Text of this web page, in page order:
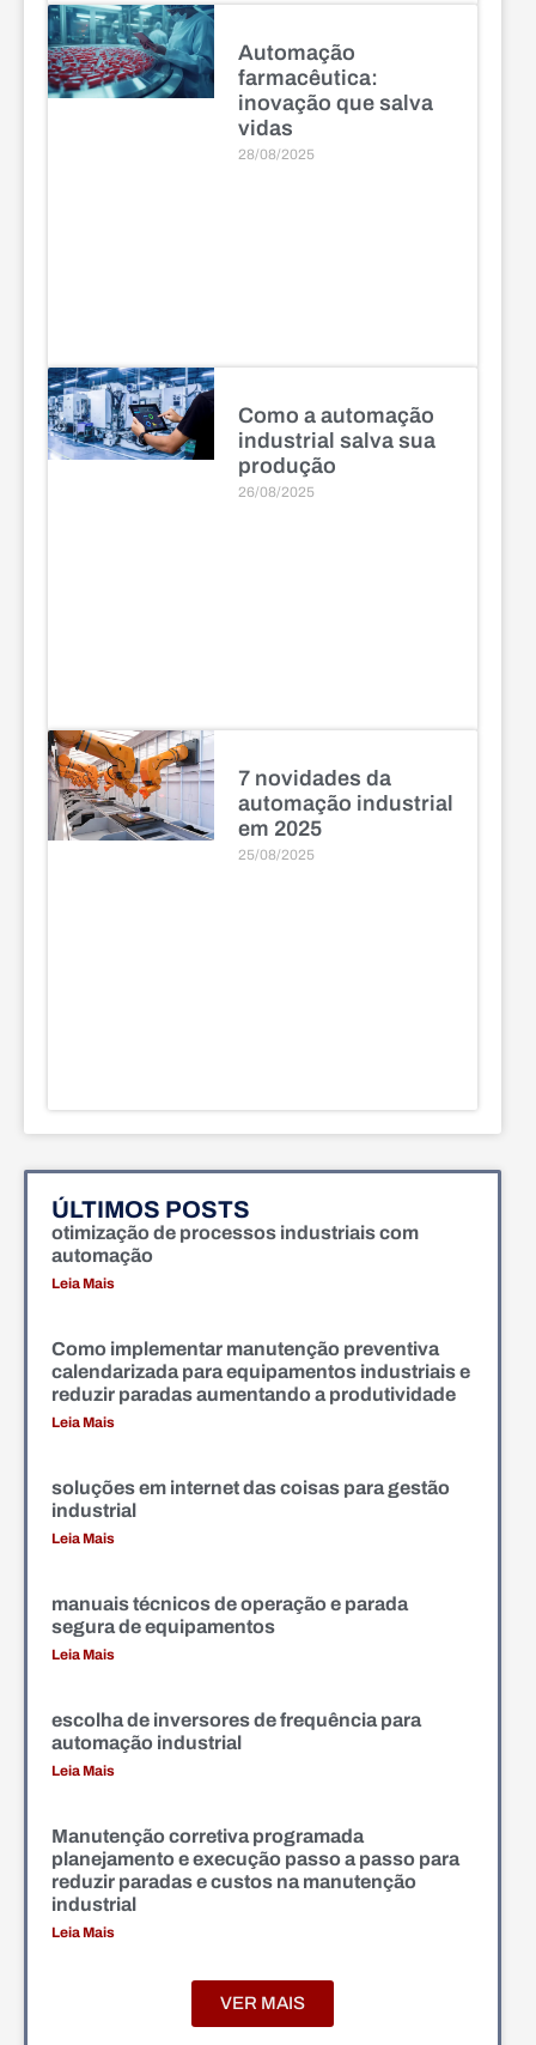
Automação
farmacêutica:
inovação que salva
vidas
28/08/2025
Como a automação
industrial salva sua
produção
26/08/2025
7 novidades da
automação industrial
em 2025
25/08/2025
ÚLTIMOS POSTS
otimização de processos industriais com
automação
Leia Mais
Como implementar manutenção preventiva
calendarizada para equipamentos industriais e
reduzir paradas aumentando a produtividade
Leia Mais
soluções em internet das coisas para gestão
industrial
Leia Mais
manuais técnicos de operação e parada
segura de equipamentos
Leia Mais
escolha de inversores de frequência para
automação industrial
Leia Mais
Manutenção corretiva programada
planejamento e execução passo a passo para
reduzir paradas e custos na manutenção
industrial
Leia Mais
VER MAIS